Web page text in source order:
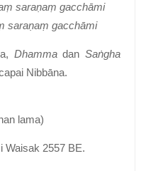
saraṇaṃ gacchāmi
saraṇaṃ gacchāmi
DhammadanSaṅgha
Nibbāna.
lama)
Waisak 2557 BE.